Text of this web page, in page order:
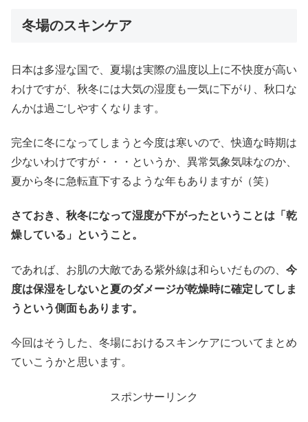
冬場のスキンケア
日本は多湿な国で、夏場は実際の温度以上に不快度が高い
わけですが、秋冬には大気の湿度も一気に下がり、秋口な
んかは過ごしやすくなります。
完全に冬になってしまうと今度は寒いので、快適な時期は
少ないわけですが・・・というか、異常気象気味なのか、
夏から冬に急転直下するような年もありますが（笑）
さておき、秋冬になって湿度が下がったということは「乾
燥している」ということ。
であれば、お肌の大敵である紫外線は和らいだものの、 今
度は保湿をしないと夏のダメージが乾燥時に確定してしま
うという側面もあります。
今回はそうした、冬場におけるスキンケアについてまとめ
ていこうかと思います。
スポンサーリンク